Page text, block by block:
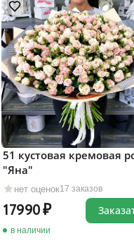
нет оценок17 заказов
51 кустовая кремовая
"Яна"
17990
в наличии